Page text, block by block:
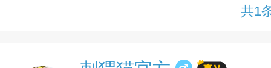
共1